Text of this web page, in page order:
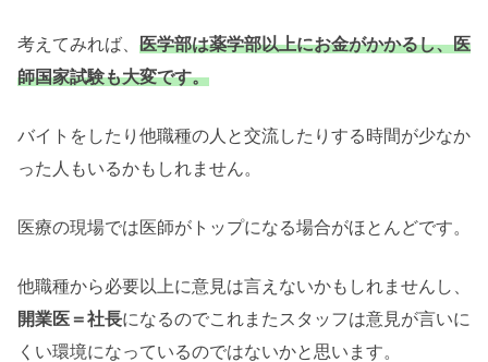
考えてみれば、 医学部は薬学部以上にお金がかかるし、医
師国家試験も大変です。
バイトをしたり他職種の人と交流したりする時間が少なか
った人もいるかもしれません。
医療の現場では医師がトップになる場合がほとんどです。
他職種から必要以上に意見は言えないかもしれませんし、
開業医＝社長になるのでこれまたスタッフは意見が言いに
くい環境になっているのではないかと思います。